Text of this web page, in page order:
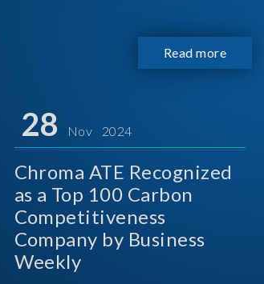
Read more
28 Nov 2024
Chroma ATE Recognized
as a Top 100 Carbon
Competitiveness
Company by Business
Weekly